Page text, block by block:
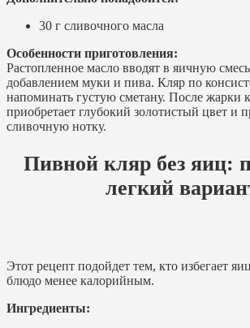
30 г сливочного масла
Особенности приготовления:
Растопленное масло вводят в яичную
добавлением муки и пива. Кляр по
напоминать густую сметану. После жарки
приобретает глубокий золотистый цвет и
сливочную нотку.
Пивной кляр без яиц:
легкий
Этот рецепт подойдет тем, кто избегает
блюдо менее калорийным.
Ингредиенты: